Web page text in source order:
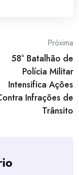
Próxima
58° Batalhão de
Polícia Militar
Intensifica Ações
Infrações de
Trânsito